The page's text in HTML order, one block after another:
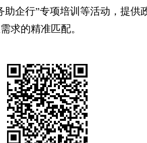
助企行”专项培训等活动，提供
求的精准匹配。